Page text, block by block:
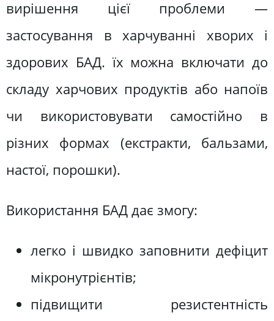
вирішення цієї проблеми —
застосування в харчуванні хворих і
здорових БАД. їх можна включати до
складу харчових продуктів або напоїв
чи використовувати самостійно в
різних формах (екстракти, бальзами,
настої, порошки).
Використання БАД дає змогу:
легко і швидко заповнити дефіцит
мікронутрієнтів;
підвищити резистентність